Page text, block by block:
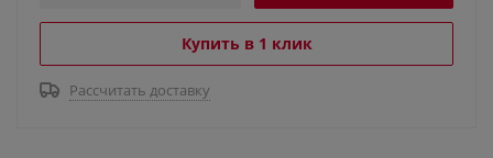
Купить в 1 клик
Рассчитать доставку